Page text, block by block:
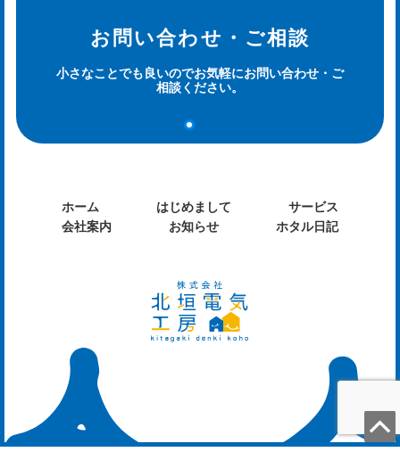
お問い合わせ・ご相談
小さなことでも良いのでお気軽にお問い合わせ・ご
相談ください。
ホーム はじめまして
サービス
会社案内
お知らせ ホタル日記